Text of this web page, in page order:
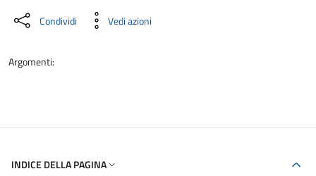
Condividi Vedi azioni
Argomenti:
INDICE DELLA PAGINA